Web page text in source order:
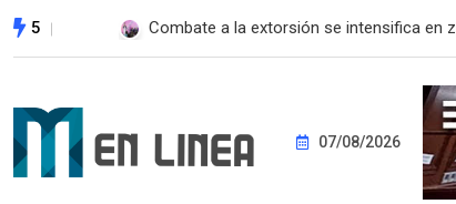
5 SSM fortalece la detección oportuna de
07/08/2026